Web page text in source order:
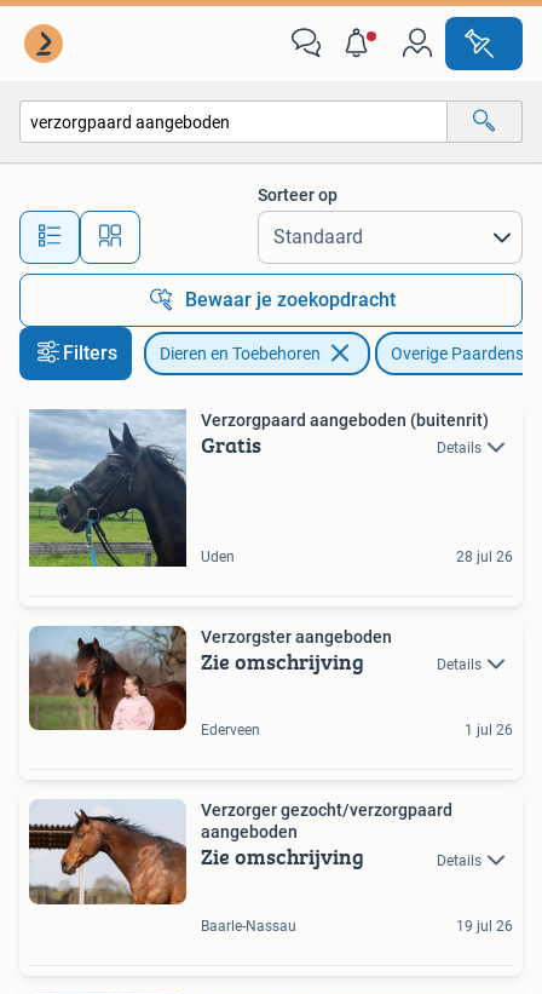
Alle afstanden…
Sorteer op
Bewaar je zoekopdracht
Filters Dieren en Toebehoren Overige
Verzorgpaard aangeboden (buitenrit)
Gratis Details
Uden 28 jul 26
Verzorgster aangeboden
Zie omschrijving Details
Ederveen 1 jul 26
Verzorger gezocht/verzorgpaard
aangeboden
Zie omschrijving Details
Baarle-Nassau 19 jul 26